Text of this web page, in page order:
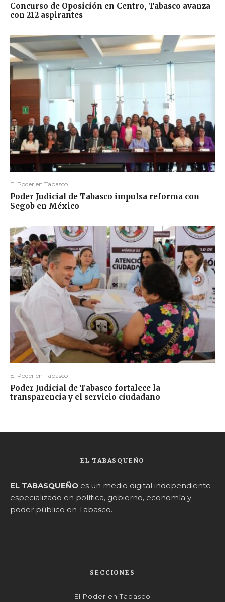
Concurso de Oposición en Centro, Tabasco avanza
con 212 aspirantes
El Poder en Tabasco
Poder Judicial de Tabasco impulsa reforma con
Segob en México
El Poder en Tabasco
Poder Judicial de Tabasco fortalece la
transparencia y el servicio ciudadano
EL TABASQUEÑO
EL TABASQUEÑO es un medio digital independiente
especializado en política, gobierno, economía y
poder público en Tabasco.
SECCIONES
El Poder en Tabasco